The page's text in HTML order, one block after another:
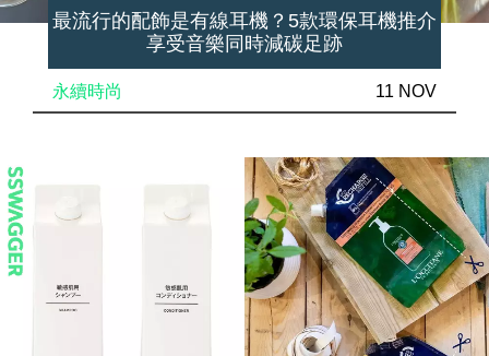
最流行的配飾是有線耳機？5款環保耳機推介
享受音樂同時減碳足跡
永續時尚 11 NOV